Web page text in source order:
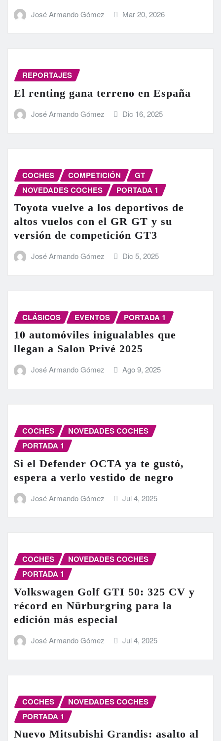
José Armando Gómez Mar 20, 2026
REPORTAJES
El renting gana terreno en España
José Armando Gómez Dic 16, 2025
COCHES COMPETICIÓN
GT
NOVEDADES COCHES
PORTADA 1
Toyota vuelve a los deportivos de
altos vuelos con el GR GT y su
versión de competición GT3
José Armando Gómez Dic 5, 2025
CLÁSICOS EVENTOS PORTADA 1
10 automóviles inigualables que
llegan a Salon Privé 2025
José Armando Gómez Ago 9, 2025
COCHES
NOVEDADES COCHES
PORTADA 1
Si el Defender OCTA ya te gustó,
espera a verlo vestido de negro
José Armando Gómez Jul 4, 2025
COCHES
NOVEDADES COCHES
PORTADA 1
Volkswagen Golf GTI 50: 325 CV y
récord en Nürburgring para la
edición más especial
José Armando Gómez Jul 4, 2025
COCHES
NOVEDADES COCHES
PORTADA 1
Nuevo Mitsubishi Grandis: asalto al